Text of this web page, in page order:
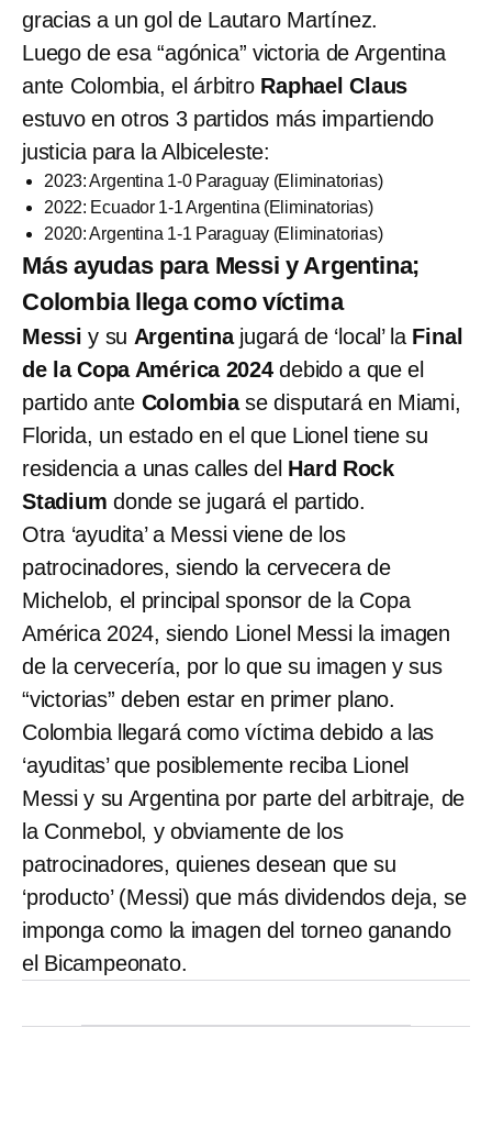
gracias a un gol de Lautaro Martínez.
Luego de esa “agónica” victoria de Argentina
ante Colombia, el árbitro Raphael Claus
estuvo en otros 3 partidos más impartiendo
justicia para la Albiceleste:
2023: Argentina 1-0 Paraguay (Eliminatorias)
2022: Ecuador 1-1 Argentina (Eliminatorias)
2020: Argentina 1-1 Paraguay (Eliminatorias)
Más ayudas para Messi y Argentina;
Colombia llega como víctima
Messi y su Argentinajugará de ‘local’ la Final
de la Copa América 2024debido a que el
partido ante Colombiase disputará en Miami,
Florida, un estado en el que Lionel tiene su
residencia a unas calles del Hard Rock
Stadium donde se jugará el partido.
Otra ‘ayudita’ a Messi viene de los
patrocinadores, siendo la cervecera de
Michelob, el principal sponsor de la Copa
América 2024, siendo Lionel Messi la imagen
de la cervecería, por lo que su imagen y sus
“victorias” deben estar en primer plano.
Colombia llegará como víctima debido a las
‘ayuditas’ que posiblemente reciba Lionel
Messi y su Argentina por parte del arbitraje, de
la Conmebol, y obviamente de los
patrocinadores, quienes desean que su
‘producto’ (Messi) que más dividendos deja, se
imponga como la imagen del torneo ganando
el Bicampeonato.